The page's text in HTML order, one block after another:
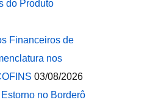
do Produto
Financeiros de
nos
03/08/2026
no Borderô